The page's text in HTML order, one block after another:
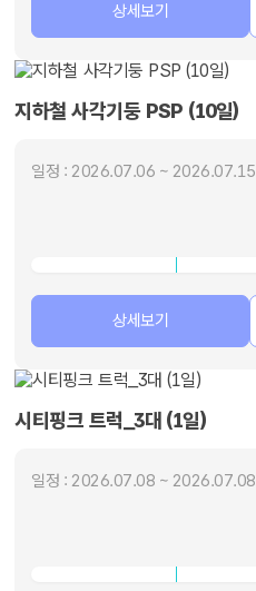
상세보기
지하철 사각기둥 PSP (10일)
일정 : 2026.07.06 ~ 2026.07.15
상세보기
시티핑크 트럭_3대 (1일)
일정 : 2026.07.08 ~ 2026.07.08